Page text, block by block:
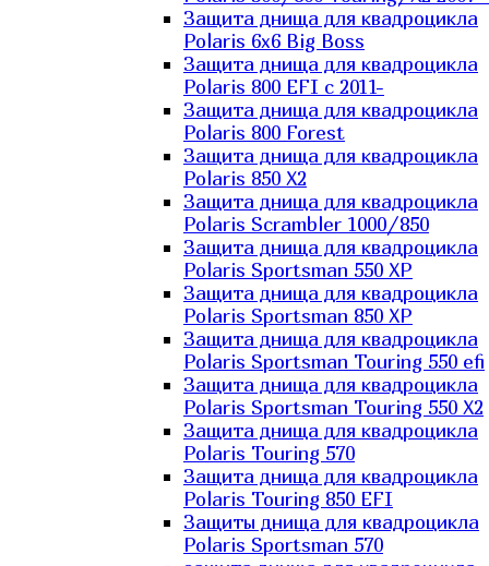
Защита днища для квадроцикла
Polaris 6х6 Big Boss
Защита днища для квадроцикла
Polaris 800 EFI с 2011-
Защита днища для квадроцикла
Polaris 800 Forest
Защита днища для квадроцикла
Polaris 850 X2
Защита днища для квадроцикла
Polaris Scrambler 1000/850
Защита днища для квадроцикла
Polaris Sportsman 550 XP
Защита днища для квадроцикла
Polaris Sportsman 850 XP
Защита днища для квадроцикла
Polaris Sportsman Touring 550 efi
Защита днища для квадроцикла
Polaris Sportsman Touring 550 X2
Защита днища для квадроцикла
Polaris Touring 570
Защита днища для квадроцикла
Polaris Touring 850 EFI
Защиты днища для квадроцикла
Polaris Sportsman 570